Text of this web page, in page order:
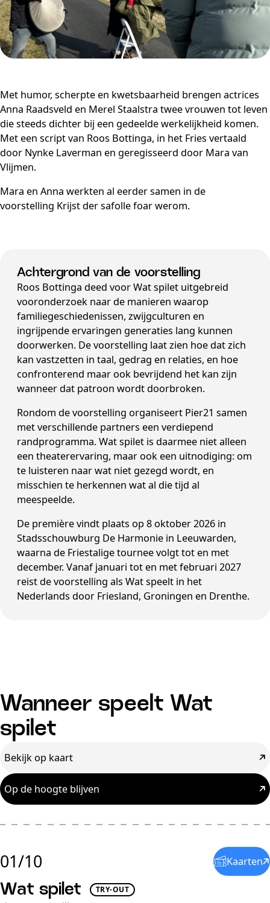
Met humor, scherpte en kwetsbaarheid brengen actrices
Anna Raadsveld en Merel Staalstra twee vrouwen tot leven
die steeds dichter bij een gedeelde werkelijkheid komen.
Met een script van Roos Bottinga, in het Fries vertaald
door Nynke Laverman en geregisseerd door Mara van
Vlijmen.
Mara en Anna werkten al eerder samen in de
voorstelling Krijst der safolle foar werom.
Achtergrond van de voorstelling
Roos Bottinga deed voor Wat spilet uitgebreid
vooronderzoek naar de manieren waarop
familiegeschiedenissen, zwijgculturen en
ingrijpende ervaringen generaties lang kunnen
doorwerken. De voorstelling laat zien hoe dat zich
kan vastzetten in taal, gedrag en relaties, en hoe
confronterend maar ook bevrijdend het kan zijn
wanneer dat patroon wordt doorbroken.
Rondom de voorstelling organiseert Pier21 samen
met verschillende partners een verdiepend
randprogramma. Wat spilet is daarmee niet alleen
een theaterervaring, maar ook een uitnodiging: om
te luisteren naar wat niet gezegd wordt, en
misschien te herkennen wat al die tijd al
meespeelde.
De première vindt plaats op 8 oktober 2026 in
Stadsschouwburg De Harmonie in Leeuwarden,
waarna de Friestalige tournee volgt tot en met
december. Vanaf januari tot en met februari 2027
reist de voorstelling als Wat speelt in het
Nederlands door Friesland, Groningen en Drenthe.
Wanneer speelt Wat
spilet
Bekijk op kaart
Op de hoogte blijven
01/10
Wat spilet TRY-OUT
Kaarten